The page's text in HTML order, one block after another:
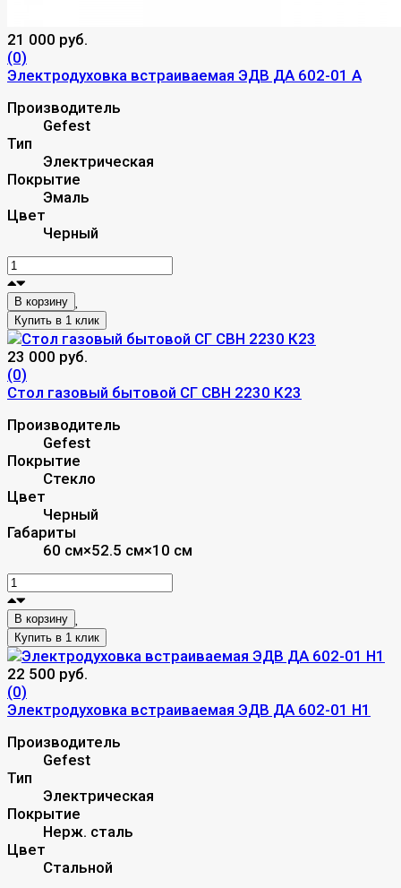
21 000 руб.
(0)
Электродуховка встраиваемая ЭДВ ДА 602-01 А
Производитель
Gefest
Тип
Электрическая
Покрытие
Эмаль
Цвет
Черный
В корзину
23 000 руб.
(0)
Стол газовый бытовой СГ СВН 2230 К23
Производитель
Gefest
Покрытие
Стекло
Цвет
Черный
Габариты
60 см×52.5 см×10 см
В корзину
22 500 руб.
(0)
Электродуховка встраиваемая ЭДВ ДА 602-01 Н1
Производитель
Gefest
Тип
Электрическая
Покрытие
Нерж. сталь
Цвет
Стальной